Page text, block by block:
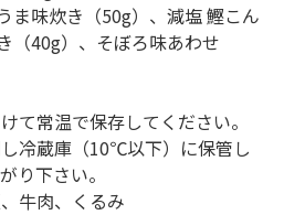
ま味炊き（50g）、減塩 鰹こん
（40g）、そぼろ味あわせ
て常温で保存してください。
冷蔵庫（10℃以下）に保管し
り下さい。
牛肉、くるみ